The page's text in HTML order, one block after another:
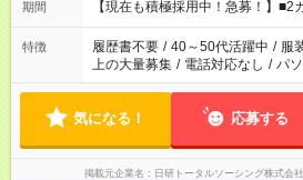
はプライベートの時間にしたい」
間と、もう1つのお仕事の勤務時
場合は応募できません。
期間 【現在も積極採用中！急募！】■2
特徴 履歴書不要 / 40～50代活躍中 / 服
上の大量募集 / 電話対応なし / パ
気になる！ 応募する
掲載元企業名 日研トータルソーシング株式会